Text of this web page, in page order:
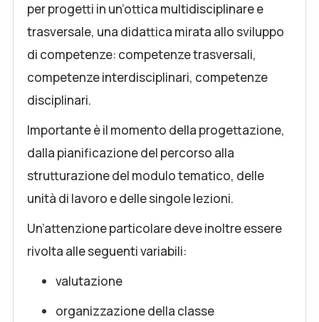
per progetti in un’ottica multidisciplinare e
trasversale, una didattica mirata allo sviluppo
di competenze: competenze trasversali,
competenze interdisciplinari, competenze
disciplinari.
Importante è il momento della progettazione,
dalla pianificazione del percorso alla
strutturazione del modulo tematico, delle
unità di lavoro e delle singole lezioni.
Un’attenzione particolare deve inoltre essere
rivolta alle seguenti variabili:
valutazione
organizzazione della classe